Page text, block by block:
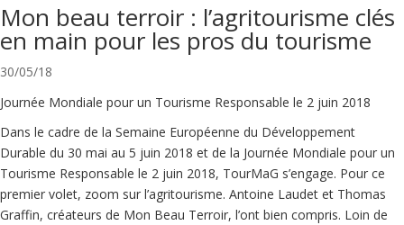
Mon beau terroir : l’agritourisme clés
en main pour les pros du tourisme
30/05/18
Journée Mondiale pour un Tourisme Responsable le 2 juin 2018
Dans le cadre de la Semaine Européenne du Développement
Durable du 30 mai au 5 juin 2018 et de la Journée Mondiale pour un
Tourisme Responsable le 2 juin 2018, TourMaG s’engage. Pour ce
premier volet, zoom sur l’agritourisme. Antoine Laudet et Thomas
Graffin, créateurs de Mon Beau Terroir, l’ont bien compris. Loin de